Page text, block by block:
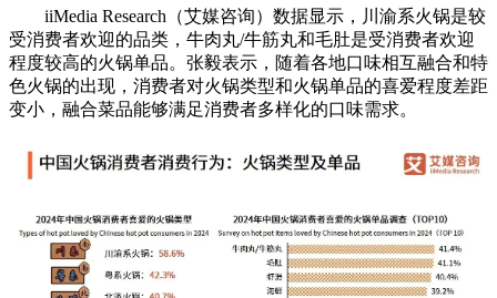
iiMedia Research（艾媒咨询）数据显示，川渝系火锅是较
受消费者欢迎的品类，牛肉丸/牛筋丸和毛肚是受消费者欢迎
程度较高的火锅单品。张毅表示，随着各地口味相互融合和特
色火锅的出现，消费者对火锅类型和火锅单品的喜爱程度差距
变小，融合菜品能够满足消费者多样化的口味需求。